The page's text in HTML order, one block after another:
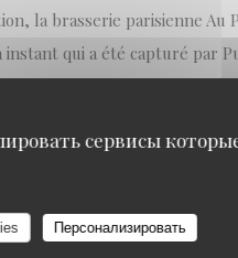
сервисы
Персонализировать
la brasserie parisienne Au
qui a été capturé par